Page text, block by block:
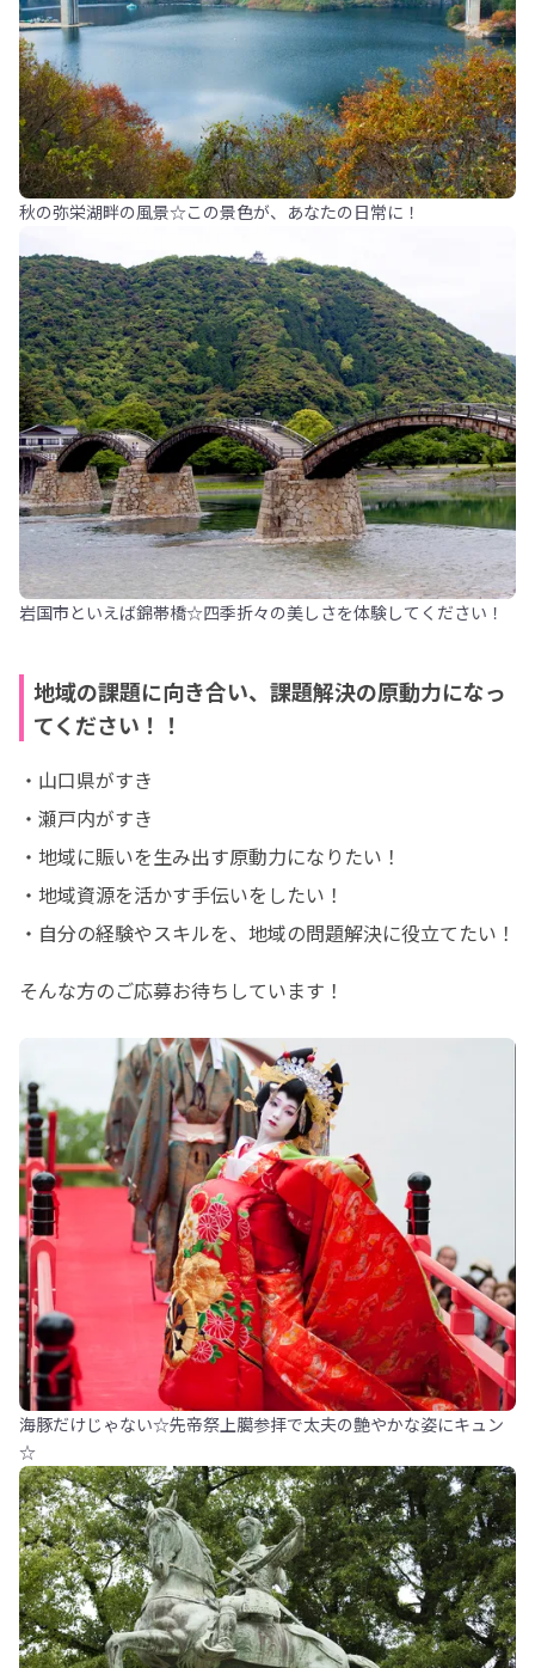
秋の弥栄湖畔の風景☆この景色が、あなたの日常に！
岩国市といえば錦帯橋☆四季折々の美しさを体験してください！
地域の課題に向き合い、課題解決の原動力になっ
てください！！
・山口県がすき
・瀬戸内がすき
・地域に賑いを生み出す原動力になりたい！
・地域資源を活かす手伝いをしたい！
・自分の経験やスキルを、地域の問題解決に役立てたい！
そんな方のご応募お待ちしています！
海豚だけじゃない☆先帝祭上臈参拝で太夫の艶やかな姿にキュン
☆